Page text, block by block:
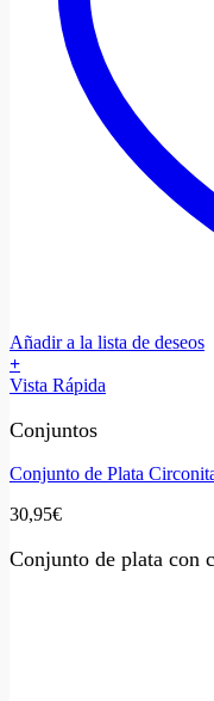
Añadir a la lista de deseos
+
Vista Rápida
Conjuntos
Conjunto de Plata
30,95€
Conjunto de plata con